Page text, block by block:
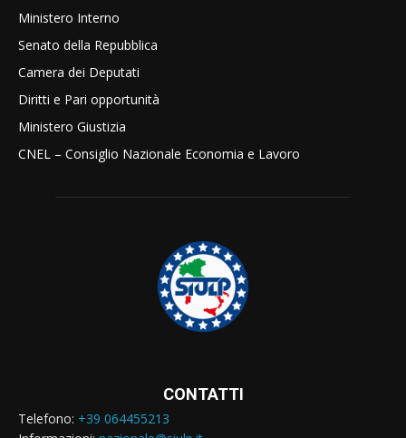
Ministero Interno
Senato della Repubblica
Camera dei Deputati
Diritti e Pari opportunità
Ministero Giustizia
CNEL – Consiglio Nazionale Economia e Lavoro
CONTATTI
Telefono: +39 064455213